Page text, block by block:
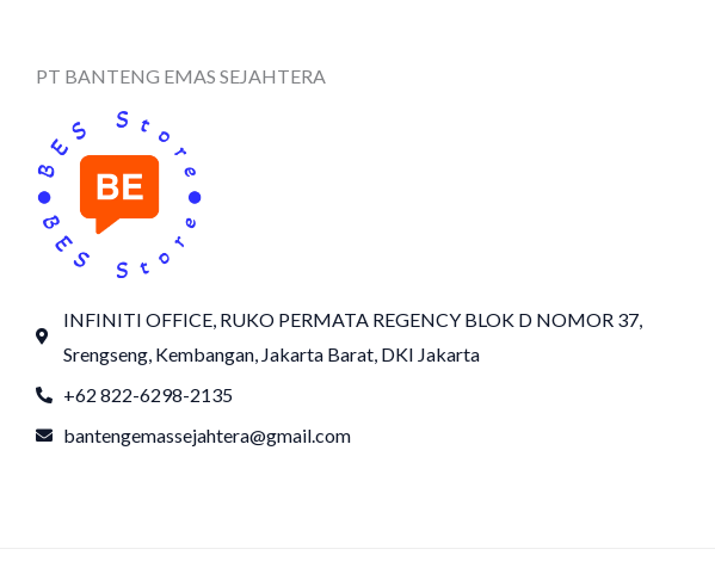
PT BANTENG EMAS SEJAHTERA
INFINITI OFFICE, RUKO PERMATA REGENCY BLOK D NOMOR 37,
Srengseng, Kembangan, Jakarta Barat, DKI Jakarta
+62 822-6298-2135
bantengemassejahtera@gmail.com